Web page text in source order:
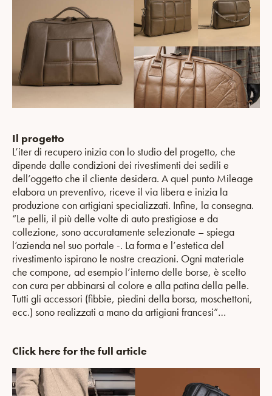
Il progetto
L’iter di recupero inizia con lo studio del progetto, che
dipende dalle condizioni dei rivestimenti dei sedili e
dell’oggetto che il cliente desidera. A quel punto Mileage
elabora un preventivo, riceve il via libera e inizia la
produzione con artigiani specializzati. Infine, la consegna.
“Le pelli, il più delle volte di auto prestigiose e da
collezione, sono accuratamente selezionate – spiega
l’azienda nel suo portale -. La forma e l’estetica del
rivestimento ispirano le nostre creazioni. Ogni materiale
che compone, ad esempio l’interno delle borse, è scelto
con cura per abbinarsi al colore e alla patina della pelle.
Tutti gli accessori (fibbie, piedini della borsa, moschettoni,
ecc.) sono realizzati a mano da artigiani francesi”…
Click here for the full article